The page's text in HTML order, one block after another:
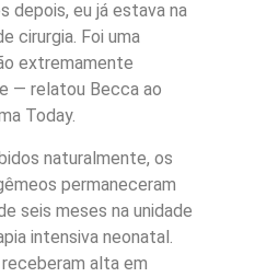
depois, eu já estava na
cirurgia. Foi uma
extremamente
— relatou Becca ao
Today.
naturalmente, os
permaneceram
seis meses na unidade
intensiva neonatal.
alta em